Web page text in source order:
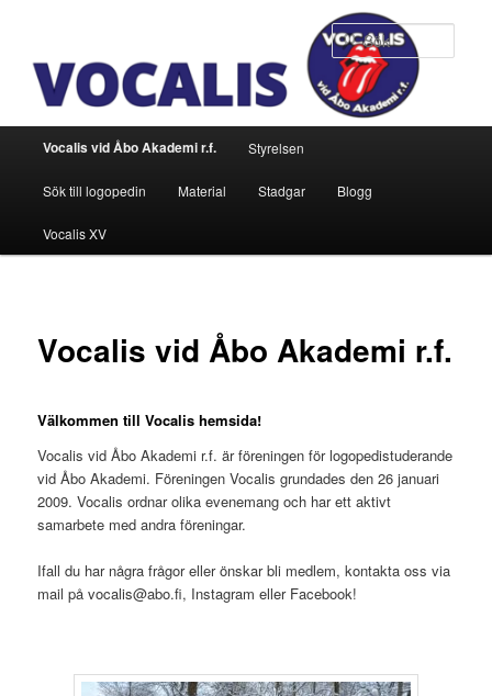
primärt
innehåll
Vocalis vid Åbo Akademi r.f. Styrelsen
Sök till logopedin Material Stadgar Blogg
Vocalis XV
Vocalis vid Åbo Akademi r.f.
Välkommen till Vocalis hemsida!
Vocalis vid Åbo Akademi r.f. är föreningen för logopedistuderande
vid Åbo Akademi. Föreningen Vocalis grundades den 26 januari
2009. Vocalis ordnar olika evenemang och har ett aktivt
samarbete med andra föreningar.
Ifall du har några frågor eller önskar bli medlem, kontakta oss via
mail på vocalis@abo.fi, Instagram eller Facebook!